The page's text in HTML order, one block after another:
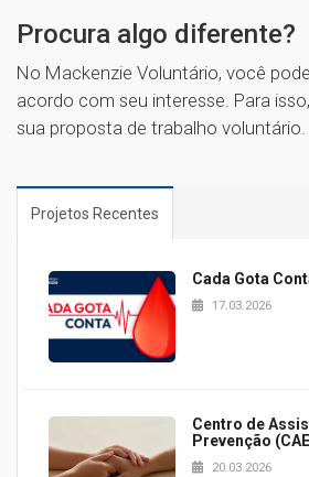
Procura algo diferente?
No Mackenzie Voluntário, você
acordo com seu interesse. Para
sua proposta de trabalho voluntário.
Projetos Recentes
Cada Gota
17.03.2026
Centro de
Prevenção
20.03.2026